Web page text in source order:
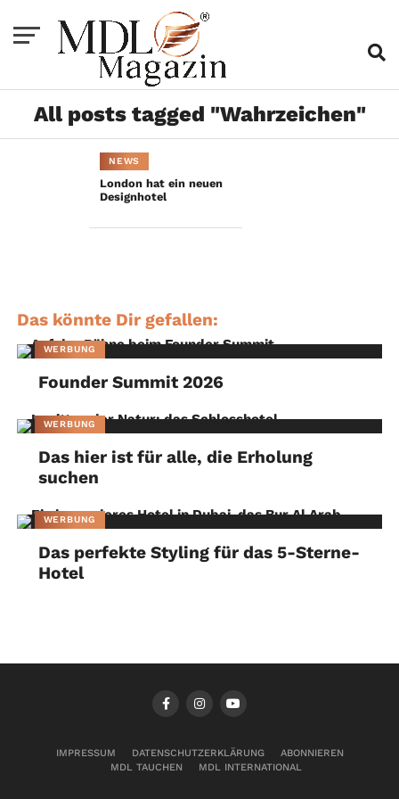
All posts tagged "Wahrzeichen"
NEWS
London hat ein neuen
Designhotel
Das könnte Dir gefallen:
WERBUNG
Founder Summit 2026
WERBUNG
Das hier ist für alle, die Erholung
suchen
WERBUNG
Das perfekte Styling für das 5-Sterne-
Hotel
IMPRESSUM DATENSCHUTZERKLÄRUNG
ABONNIEREN
MDL TAUCHEN
MDL INTERNATIONAL